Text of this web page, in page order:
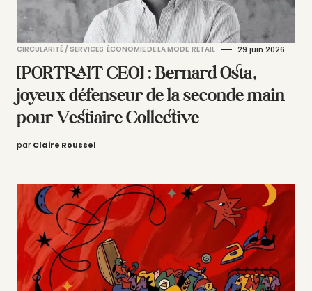
CIRCULARITÉ / SERVICES ÉCONOMIE DE LA MODE RETAIL 29 juin 2026
[PORTRAIT CEO] : Bernard Osta,
joyeux défenseur de la seconde main
pour Vestiaire Collective
par Claire Roussel